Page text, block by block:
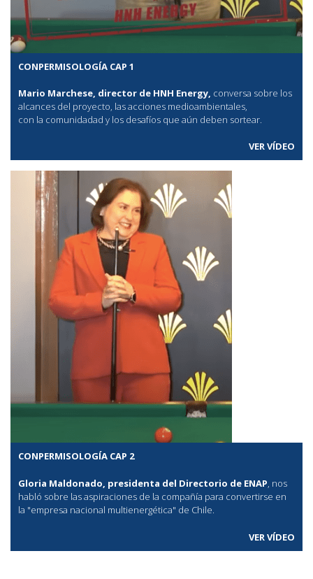
CONPERMISOLOGÍA CAP 1
Mario Marchese, director de HNH Energy, conversa sobre los
alcances del proyecto, las acciones medioambientales,
con la comunidadad y los desafíos que aún deben sortear.
VER VÍDEO
CONPERMISOLOGÍA CAP 2
Gloria Maldonado, presidenta del Directorio de ENAP, nos
habló sobre las aspiraciones de la compañía para convertirse en
la "empresa nacional multienergética" de Chile.
VER VÍDEO